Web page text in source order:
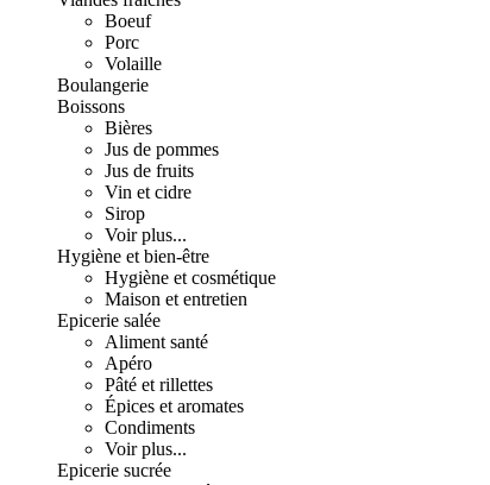
Boeuf
Porc
Volaille
Boulangerie
Boissons
Bières
Jus de pommes
Jus de fruits
Vin et cidre
Sirop
Voir plus...
Hygiène et bien-être
Hygiène et cosmétique
Maison et entretien
Epicerie salée
Aliment santé
Apéro
Pâté et rillettes
Épices et aromates
Condiments
Voir plus...
Epicerie sucrée